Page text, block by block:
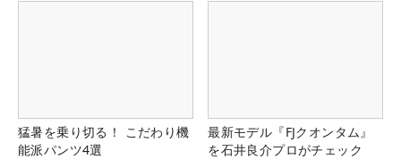
猛暑を乗り切る！ こだわり機
能派パンツ4選
最新モデル『FJクオンタム』
を石井良介プロがチェック